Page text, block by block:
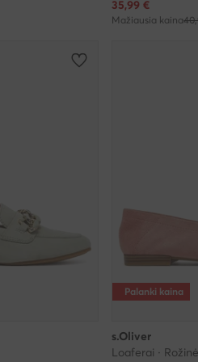
Dabartinė kaina
35,99 €
Mažiausia kaina
Palanki kaina
s.Oliver
Loaferai · Rožinė